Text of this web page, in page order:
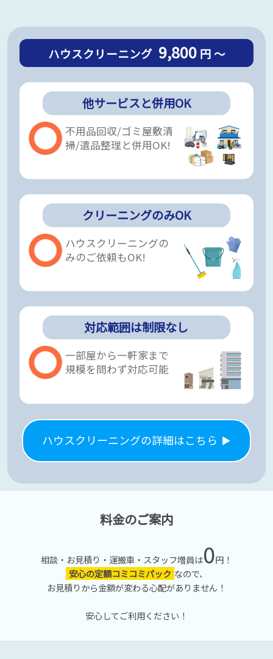
ハウスクリーニング 9,800 円 ～
他サービスと併用OK
不用品回収/ゴミ屋敷清
掃/遺品整理と併用OK!
クリーニングのみOK
ハウスクリーニングの
みのご依頼もOK!
対応範囲は制限なし
一部屋から一軒家まで
規模を問わず対応可能
ハウスクリーニングの詳細はこちら
料金のご案内
相談・お見積り・運搬車・スタッフ増員は0円！
安心の定額コミコミパック なので、
お見積りから金額が変わる心配がありません！
安心してご利用ください！